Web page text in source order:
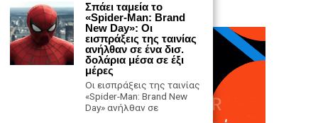
Σπάει ταμεία το
«Spider-Man: Brand
New Day»: Οι
εισπράξεις της ταινίας
ανήλθαν σε ένα δισ.
δολάρια μέσα σε έξι
μέρες
Οι εισπράξεις της ταινίας
«Spider-Man: Brand New
Day» ανήλθαν σε